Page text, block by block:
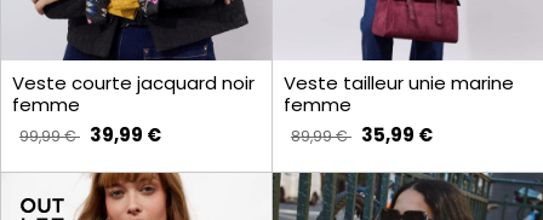
Veste courte jacquard noir
femme
99,99 € 39,99 €
Veste tailleur unie marine
femme
89,99 € 35,99 €